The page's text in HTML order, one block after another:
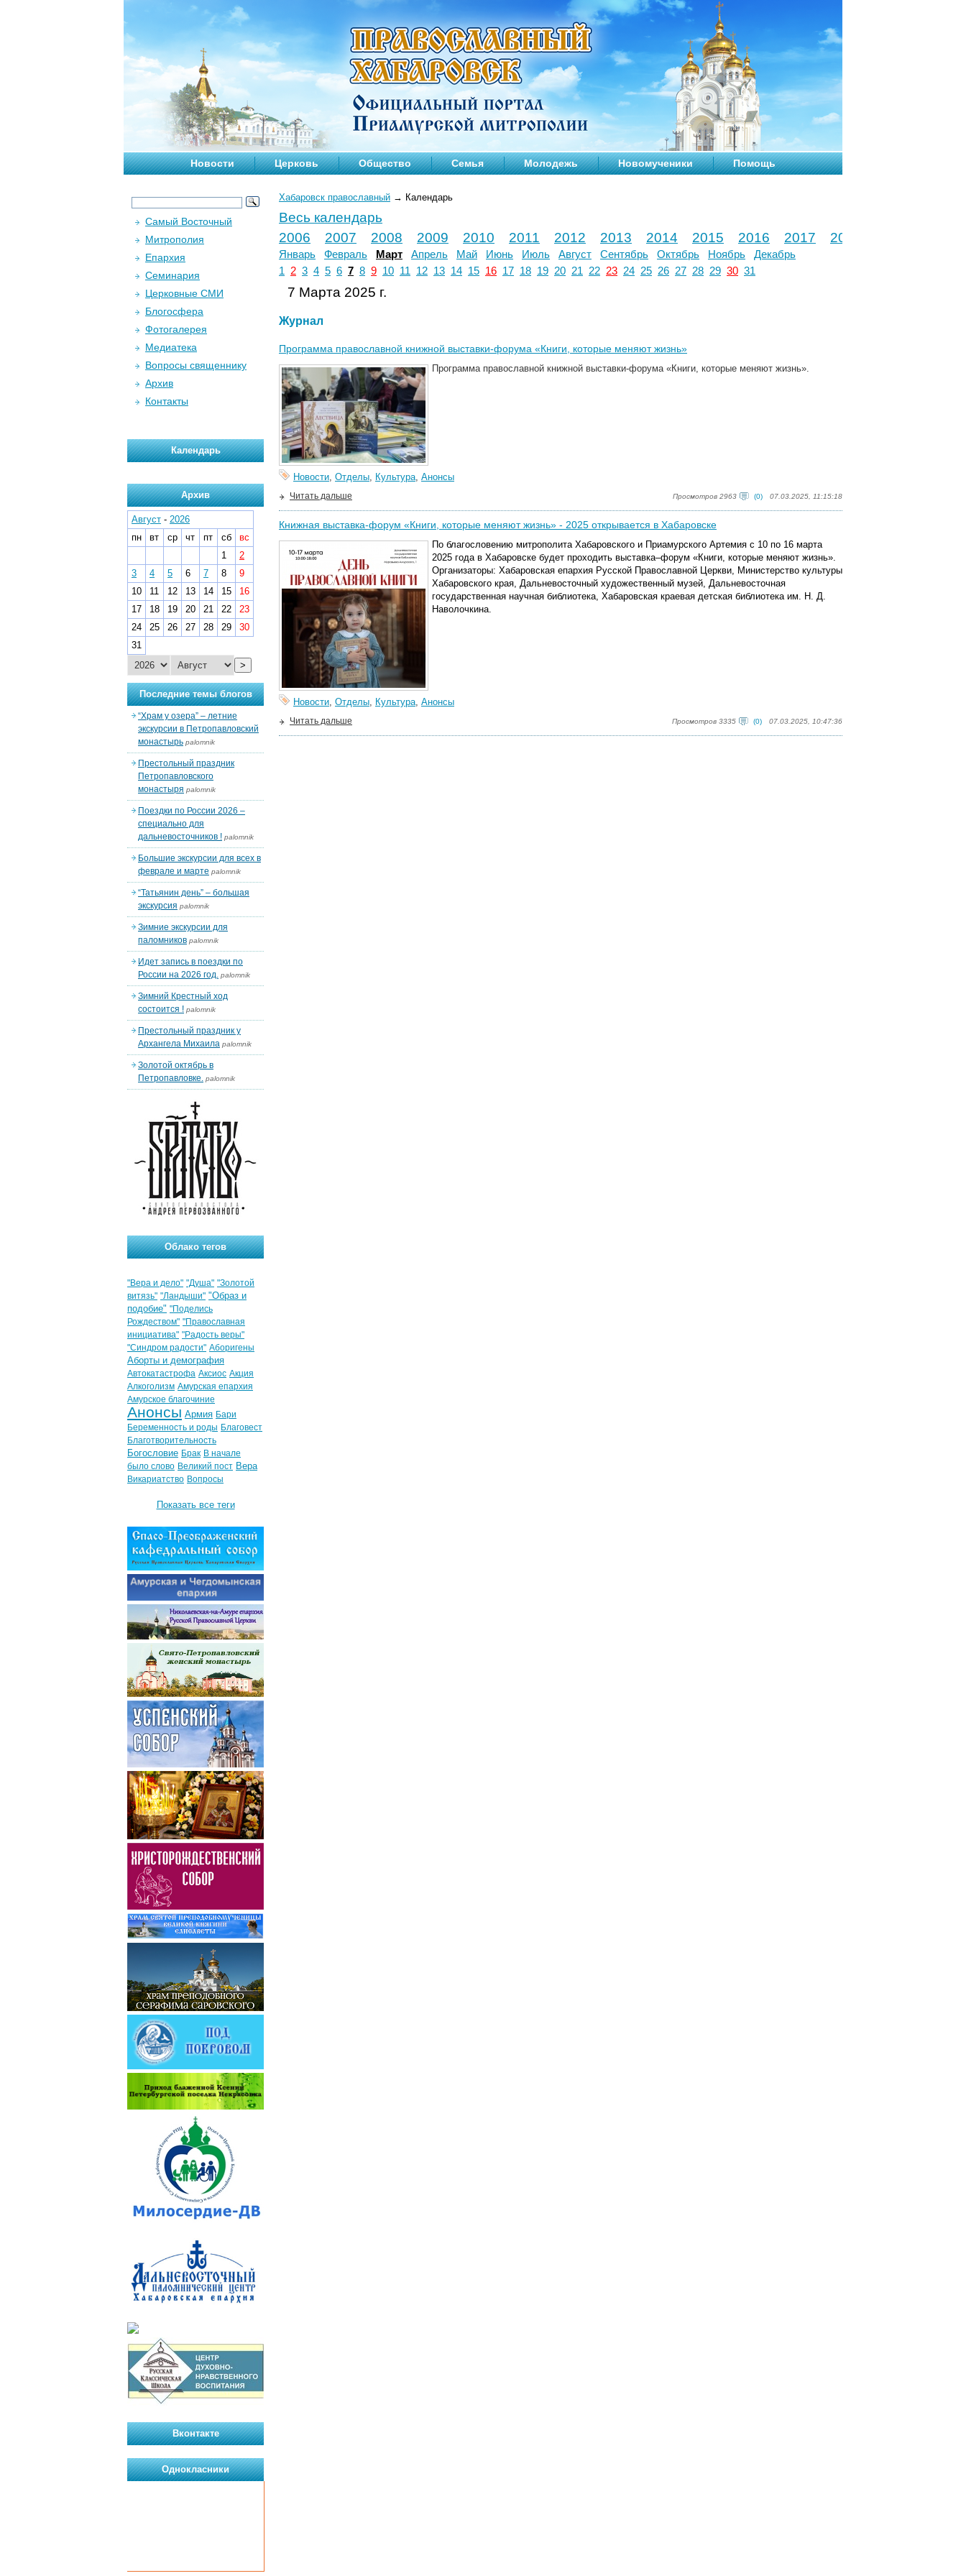
Новости Церковь Общество Семья Молодежь Новомученики Помощь
Хабаровск православный → Календарь
Весь календарь
2006
2007 2008 2009 2010 2011 2012 2013 2014 2015 2016 2017 2018
Январь Февраль Март Апрель Май Июнь Июль Август Сентябрь Октябрь Ноябрь
Декабрь
1
2 3 4 5 6 7 8 9 10 11 12 13 14 15 16 17 18 19 20 21 22 23 24 25 26 27 28 29 30 31
7 Марта 2025 г.
Журнал
Программа православной книжной выставки-форума «Книги, которые меняют жизнь»
Программа православной книжной выставки-форума «Книги, которые меняют жизнь».
Новости, Отделы, Культура, Анонсы
Просмотров 2963 (0) 07.03.2025, 11:15:18
Читать дальше
Книжная выставка-форум «Книги, которые меняют жизнь» - 2025 открывается в Хабаровске
По благословению митрополита Хабаровского и Приамурского Артемия с 10 по 16 марта
2025 года в Хабаровске будет проходить выставка–форум «Книги, которые меняют жизнь».
Организаторы: Хабаровская епархия Русской Православной Церкви, Министерство культуры
Хабаровского края, Дальневосточный художественный музей, Дальневосточная
государственная научная библиотека, Хабаровская краевая детская библиотека им. Н. Д.
Наволочкина.
Новости, Отделы, Культура, Анонсы
Просмотров 3335 (0) 07.03.2025, 10:47:36
Читать дальше
Самый Восточный
Митрополия
Епархия
Семинария
Церковные СМИ
Блогосфера
Фотогалерея
Медиатека
Вопросы священнику
Архив
Контакты
Календарь
Архив
Август - 2026
пн
вт ср чт пт сб
вс
1
2
3
4 5 6 7 8
9
10
11 12 13 14 15
16
17
18 19 20 21 22
23
24
25 26 27 28 29
30
31
>
Последние темы блогов
“Храм у озера” – летние
экскурсии в Петропавловский
монастырь palomnik
Престольный праздник
Петропавловского
монастыря palomnik
Поездки по России 2026 –
специально для
дальневосточников ! palomnik
Большие экскурсии для всех в
феврале и марте palomnik
“Татьянин день” – большая
экскурсия palomnik
Зимние экскурсии для
паломников palomnik
Идет запись в поездки по
России на 2026 год. palomnik
Зимний Крестный ход
состоится ! palomnik
Престольный праздник у
Архангела Михаила palomnik
Золотой октябрь в
Петропавловке. palomnik
Облако тегов
"Вера и дело" "Душа" "Золотой
витязь" "Ландыши" "Образ и
подобие" "Поделись
Рождеством" "Православная
инициатива" "Радость веры"
"Синдром радости" Аборигены
Аборты и демография
Автокатастрофа Аксиос Акция
Алкоголизм Амурская епархия
Амурское благочиние
Анонсы Армия Бари
Беременность и роды Благовест
Благотворительность
Богословие Брак В начале
было слово Великий пост Вера
Викариатство Вопросы
Показать все теги
Вконтакте
Однокласники